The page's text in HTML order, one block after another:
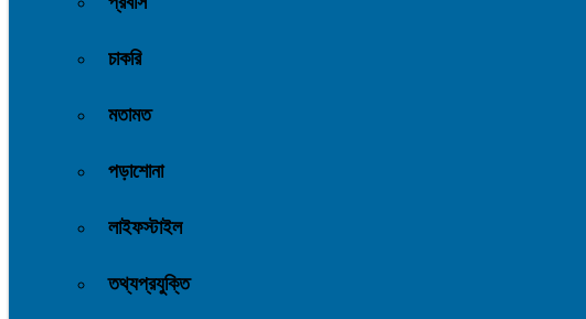
চাকরি
মতামত
পড়াশোনা
লাইফস্টাইল
তথ্যপ্রযুক্তি